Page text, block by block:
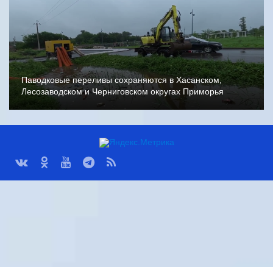
Паводковые переливы сохраняются в Хасанском,
Лесозаводском и Черниговском округах Приморья